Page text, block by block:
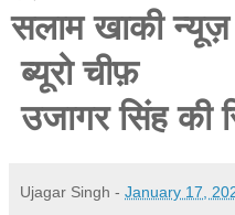
सलाम खाकी
ब्यूरो चीफ़
उजागर सिंह की
Ujagar Singh - January 17,